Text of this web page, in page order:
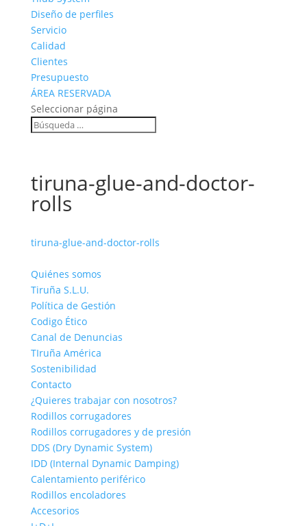
Diseño de perfiles
Servicio
Calidad
Clientes
Presupuesto
ÁREA RESERVADA
Seleccionar página
tiruna-glue-and-doctor-
rolls
tiruna-glue-and-doctor-rolls
Quiénes somos
Tiruña S.L.U.
Política de Gestión
Codigo Ético
Canal de Denuncias
TIruña América
Sostenibilidad
Contacto
¿Quieres trabajar con nosotros?
Rodillos corrugadores
Rodillos corrugadores y de presión
DDS (Dry Dynamic System)
IDD (Internal Dynamic Damping)
Calentamiento periférico
Rodillos encoladores
Accesorios